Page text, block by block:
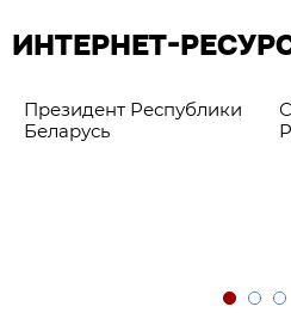
ИНТЕРНЕТ-
Президент Республики
Беларусь